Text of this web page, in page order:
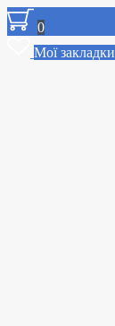
0
Мої закладки